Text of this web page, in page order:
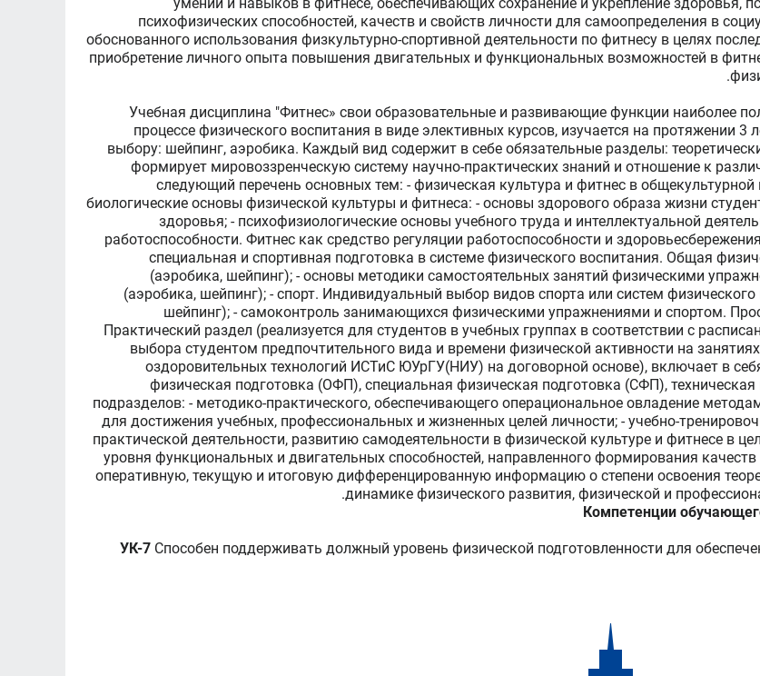
психофизических способностей, качеств и свойств личности для самоопределения в
обоснованного использования физкультурно-спортивной деятельности по фитнесу в целях
приобретение личного опыта повышения двигательных и функциональных возможностей в
Учебная дисциплина "Фитнес» свои образовательные и развивающие функции наиболее
процессе физического воспитания в виде элективных курсов, изучается на протяжении
выбору: шейпинг, аэробика. Каждый вид содержит в себе обязательные разделы:
формирует мировоззренческую систему научно-практических знаний и отношение к
следующий перечень основных тем: - физическая культура и фитнес в
биологические основы физической культуры и фитнеса: - основы здорового образа жизни
здоровья; - психофизиологические основы учебного труда и интеллектуальной
работоспособности. Фитнес как средство регуляции работоспособности и
специальная и спортивная подготовка в системе физического воспитания. Общая
(аэробика, шейпинг); - основы методики самостоятельных занятий физическими
(аэробика, шейпинг); - спорт. Индивидуальный выбор видов спорта или систем
шейпинг); - самоконтроль занимающихся физическими упражнениями и спортом.
Практический раздел (реализуется для студентов в учебных группах в соответствии с
выбора студентом предпочтительного вида и времени физической активности на
оздоровительных технологий ИСТиС ЮУрГУ(НИУ) на договорной основе), включает в
физическая подготовка (ОФП), специальная физическая подготовка (СФП),
подразделов: - методико-практического, обеспечивающего операциональное овладение
для достижения учебных, профессиональных и жизненных целей личности; - учебно-
практической деятельности, развитию самодеятельности в физической культуре и фитнесе в
уровня функциональных и двигательных способностей, направленного формирования
оперативную, текущую и итоговую дифференцированную информацию о степени освоения
динамике физического развития, физической и
Компетенции
УК-7 Способен поддерживать должный уровень физической подготовленности для